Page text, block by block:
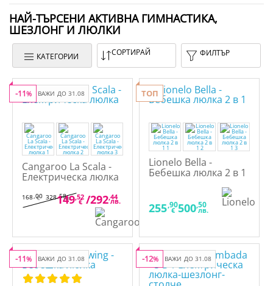
НАЙ-ТЪРСЕНИ АКТИВНА ГИМНАСТИКА,
ШЕЗЛОНГ И ЛЮЛКИ
КАТЕГОРИИ СОРТИРАЙ ФИЛТЪР
ВАЖИ ДО 31.08
-11%
Cangaroo La Scala -
Електрическа люлка
168,00
€ 328,58лв.
149,52
€ /292,44
лв.
ТОП
Lionelo Bella -
Бебешка люлка 2 в 1
255,90
€ 500,50
лв.
ВАЖИ ДО 31.08
-11% ВАЖИ ДО 31.08
-12%